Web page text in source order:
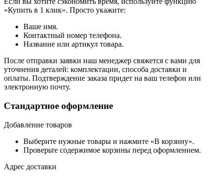
«Купить в 1 клик». Просто укажите:
Ваше имя.
Контактный номер телефона.
Название или артикул товара.
После отправки заявки наш менеджер свяжется с вами для
уточнения деталей: комплектации, способа доставки и
оплаты. Подтверждение заказа придет на ваш телефон или
электронную почту.
Стандартное оформление
Добавление товаров
Выберите нужные товары и нажмите «В корзину».
Проверьте содержимое корзины перед оформлением.
Адрес доставки